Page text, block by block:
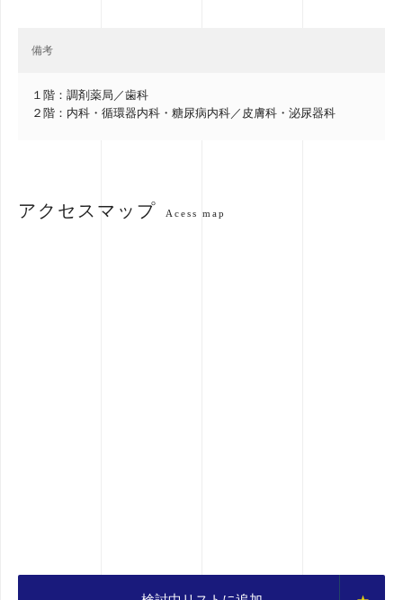
備考
１階：調剤薬局／歯科
２階：内科・循環器内科・糖尿病内科／皮膚科・泌尿器科
アクセスマップ Acess map